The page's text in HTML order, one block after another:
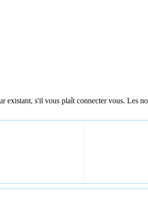
existant, s'il vous plaît connecter vous. Les